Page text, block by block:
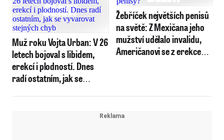
Muž roku Vojta Urban: V 26
letech bojoval s libidem,
erekcí i plodností. Dnes
radí ostatním, jak se
Žebříček největších penisů
na světě: Z Mexičana jeho
mužství udělalo invalidu,
Američanovi se z erekce